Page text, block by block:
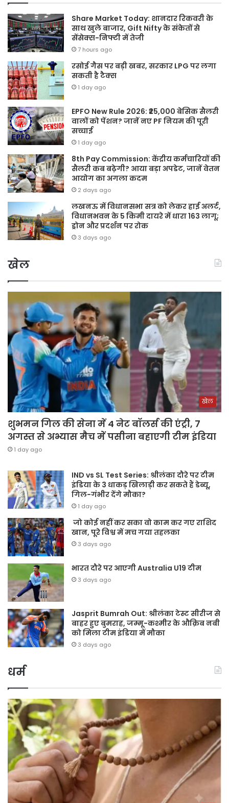
Share Market Today: शानदार रिकवरी के
साथ खुले बाजार, Gift Nifty के संकेतों से
सेंसेक्स-निफ्टी में तेजी
7 hours ago
रसोई गैस पर बड़ी खबर, सरकार LPG पर लगा
सकती है टैक्स
1 day ago
EPFO New Rule 2026: ₹25,000 बेसिक सैलरी
वालों को पेंशन? जानें नए PF नियम की पूरी
सच्चाई
1 day ago
8th Pay Commission: केंद्रीय कर्मचारियों की
सैलरी कब बढ़ेगी? आया बड़ा अपडेट, जानें वेतन
आयोग का अगला कदम
2 days ago
लखनऊ में विधानसभा सत्र को लेकर हाई अलर्ट,
विधानभवन के 5 किमी दायरे में धारा 163 लागू;
ड्रोन और प्रदर्शन पर रोक
3 days ago
खेल
खेल
शुभमन गिल की सेना में 4 नेट बॉलर्स की एंट्री, 7
अगस्त से अभ्यास मैच में पसीना बहाएगी टीम इंडिया
1 day ago
IND vs SL Test Series: श्रीलंका दौरे पर टीम
इंडिया के 3 धाकड़ खिलाड़ी कर सकते हैं डेब्यू,
गिल-गंभीर देंगे मौका?
1 day ago
जो कोई नहीं कर सका वो काम कर गए राशिद
खान, पूरे विश्व में मच गया तहलका
3 days ago
भारत दौरे पर आएगी Australia U19 टीम
3 days ago
Jasprit Bumrah Out: श्रीलंका टेस्ट सीरीज से
बाहर हुए बुमराह, जम्मू-कश्मीर के औक़िब नबी
को मिला टीम इंडिया में मौका
3 days ago
धर्म